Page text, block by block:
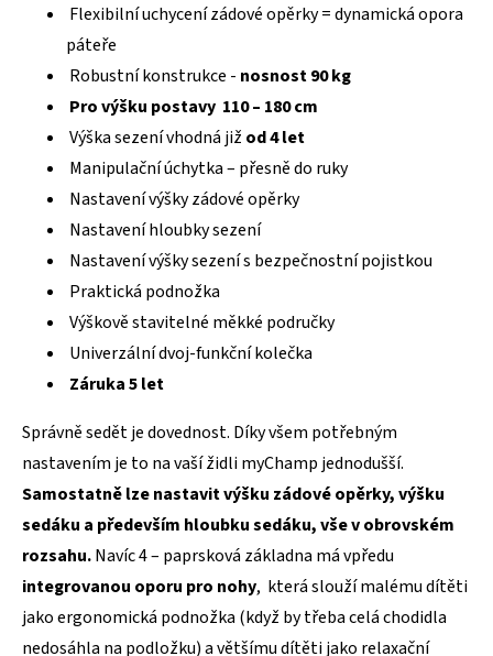
Flexibilní uchycení zádové opěrky = dynamická opora
páteře
Robustní konstrukce - nosnost 90 kg
Pro výšku postavy 110 – 180 cm
Výška sezení vhodná již od 4 let
Manipulační úchytka – přesně do ruky
Nastavení výšky zádové opěrky
Nastavení hloubky sezení
Nastavení výšky sezení s bezpečnostní pojistkou
Praktická podnožka
Výškově stavitelné měkké područky
Univerzální dvoj-funkční kolečka
Záruka 5 let
Správně sedět je dovednost. Díky všem potřebným
nastavením je to na vaší židli myChamp jednodušší.
Samostatně lze nastavit výšku zádové opěrky, výšku
sedáku a především hloubku sedáku, vše v obrovském
rozsahu.Navíc 4 – paprsková základna má vpředu
integrovanou oporu pro nohy, která slouží malému dítěti
jako ergonomická podnožka (když by třeba celá chodidla
nedosáhla na podložku) a většímu dítěti jako relaxační